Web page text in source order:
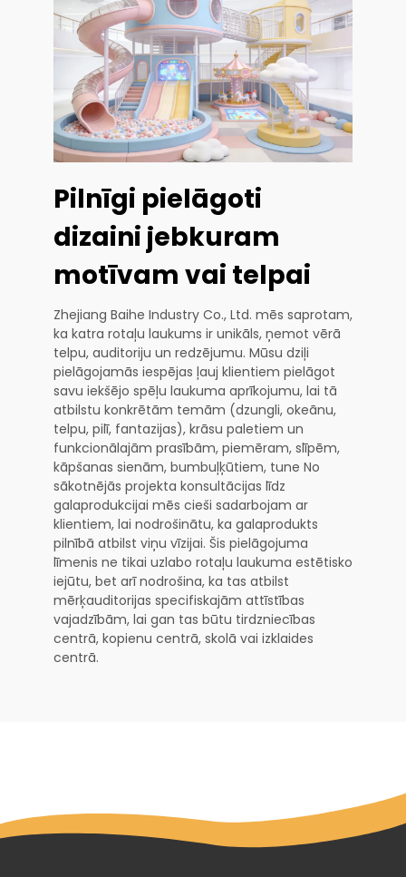
Pilnīgi pielāgoti
dizaini jebkuram
motīvam vai telpai
Zhejiang Baihe Industry Co., Ltd. mēs saprotam,
ka katra rotaļu laukums ir unikāls, ņemot vērā
telpu, auditoriju un redzējumu. Mūsu dziļi
pielāgojamās iespējas ļauj klientiem pielāgot
savu iekšējo spēļu laukuma aprīkojumu, lai tā
atbilstu konkrētām temām (dzungli, okeānu,
telpu, pilī, fantazijas), krāsu paletiem un
funkcionālajām prasībām, piemēram, slīpēm,
kāpšanas sienām, bumbuļķūtiem, tune No
sākotnējās projekta konsultācijas līdz
galaprodukcijai mēs cieši sadarbojam ar
klientiem, lai nodrošinātu, ka galaprodukts
pilnībā atbilst viņu vīzijai. Šis pielāgojuma
līmenis ne tikai uzlabo rotaļu laukuma estētisko
iejūtu, bet arī nodrošina, ka tas atbilst
mērķauditorijas specifiskajām attīstības
vajadzībām, lai gan tas būtu tirdzniecības
centrā, kopienu centrā, skolā vai izklaides
centrā.